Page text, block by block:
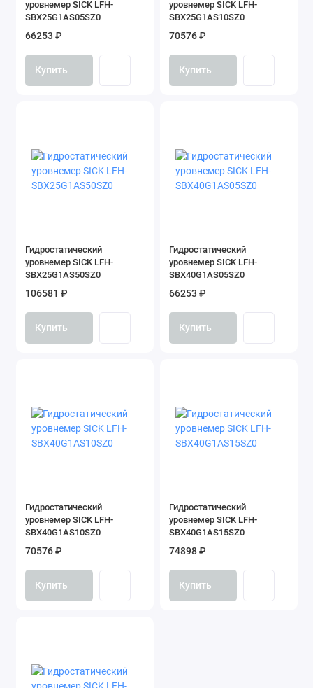
уровнемер SICK LFH-
SBX25G1AS05SZ0
66253 ₽
Купить
уровнемер SICK LFH-
SBX25G1AS10SZ0
70576 ₽
Купить
Гидростатический
уровнемер SICK LFH-
SBX25G1AS50SZ0
106581 ₽
Купить
Гидростатический
уровнемер SICK LFH-
SBX40G1AS05SZ0
66253 ₽
Купить
Гидростатический
уровнемер SICK LFH-
SBX40G1AS10SZ0
70576 ₽
Купить
Гидростатический
уровнемер SICK LFH-
SBX40G1AS15SZ0
74898 ₽
Купить